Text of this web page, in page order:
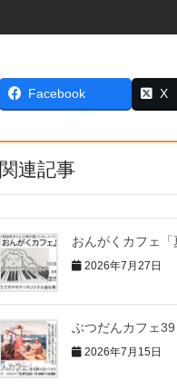
Facebook X
関連記事
おんがくカフェ「
2026年7月27日
ぶつだんカフェ39
2026年7月15日